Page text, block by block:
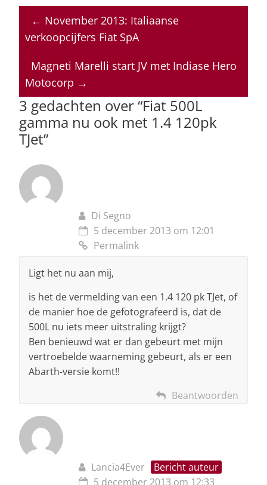
at
s
p
p
c
e
b
o
o
k
k
e
dI
n
re
a
s
ai
l
← November 2013: Italiaanse
verkoopcijfers Fiat SpA
Magneti Marelli start JV met Indiase Hero
Motocorp →
3 gedachten over “Fiat 500L
gamma nu ook met 1.4 120pk
TJet”
Di Segno
5 december 2013 om 12:01
Permalink
Ligt het nu aan mij,
is het de vermelding van een 1.4 120 pk TJet, of
de manier hoe de gefotografeerd is, dat de
500L nu iets meer uitstraling krijgt?
Ben benieuwd wat er dan gebeurt met mijn
vertroebelde waarneming gebeurt, als er een
Abarth-versie komt!!
Beantwoorden
Lancia4Ever
Bericht auteur
5 december 2013 om 12:33